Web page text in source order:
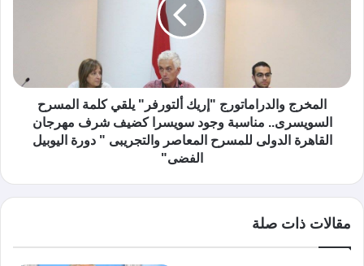
المخرج والدراماتورج "إريك ألتورفر" يلقي كلمة المسرح
السويسرى.. مناسبة وجود سويسرا كضيف شرف مهرجان
القاهرة الدولى للمسرح المعاصر والتجريبى " دورة اليوبيل
الفضى"
مقالات ذات صلة